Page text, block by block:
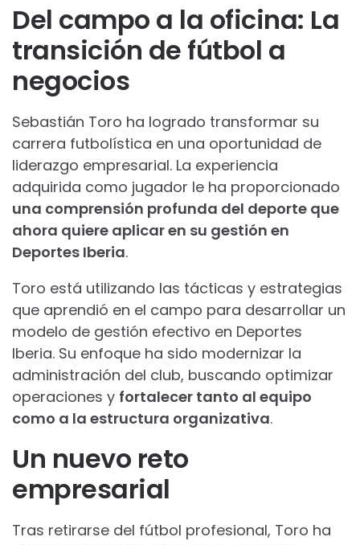
Del campo a la oficina: La
transición de fútbol a
negocios
Sebastián Toro ha logrado transformar su
carrera futbolística en una oportunidad de
liderazgo empresarial. La experiencia
adquirida como jugador le ha proporcionado
una comprensión profunda del deporte que
ahora quiere aplicar en su gestión en
Deportes Iberia.
Toro está utilizando las tácticas y estrategias
que aprendió en el campo para desarrollar un
modelo de gestión efectivo en Deportes
Iberia. Su enfoque ha sido modernizar la
administración del club, buscando optimizar
operaciones y fortalecer tanto al equipo
como a la estructura organizativa.
Un nuevo reto
empresarial
Tras retirarse del fútbol profesional, Toro ha